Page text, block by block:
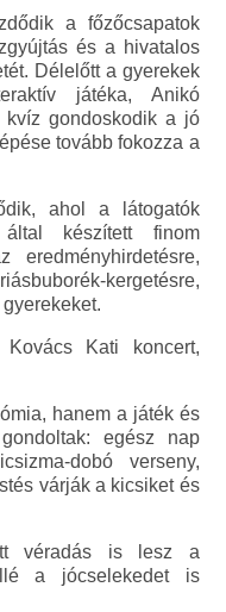
a főzőcsapatok
és a hivatalos
Délelőtt a gyerekek
játéka, Anikó
kvíz gondoskodik a jó
tovább fokozza a
ahol a látogatók
készített finom
kergetésre,
Kati koncert,
hanem a játék és
egész nap
dobó verseny,
várják a kicsiket és
véradás is lesz a
a jócselekedet is